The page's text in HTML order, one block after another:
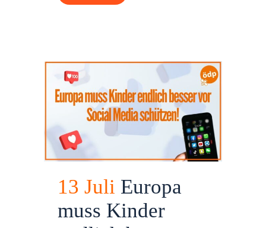
13 Juli Europa
muss Kinder